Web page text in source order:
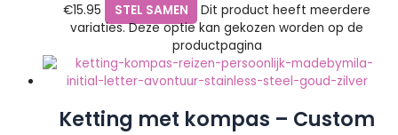
€15.95 STEL SAMEN
Dit product heeft meerdere
variaties. Deze optie kan gekozen worden op de
productpagina
Ketting met kompas – Custom